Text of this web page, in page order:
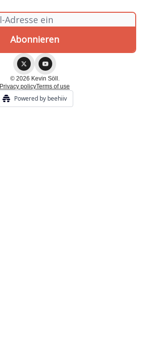
© 2026 Kevin Söll.
Privacy policyTerms of use
Powered by beehiiv